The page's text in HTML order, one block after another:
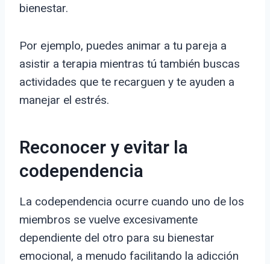
bienestar.
Por ejemplo, puedes animar a tu pareja a
asistir a terapia mientras tú también buscas
actividades que te recarguen y te ayuden a
manejar el estrés.
Reconocer y evitar la
codependencia
La codependencia ocurre cuando uno de los
miembros se vuelve excesivamente
dependiente del otro para su bienestar
emocional, a menudo facilitando la adicción